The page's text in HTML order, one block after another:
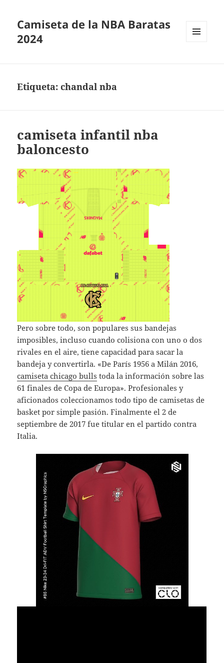
Camiseta de la NBA Baratas
2024
Etiqueta:chandal nba
camiseta infantil nba
baloncesto
Pero sobre todo, son populares sus bandejas
imposibles, incluso cuando colisiona con uno o dos
rivales en el aire, tiene capacidad para sacar la
bandeja y convertirla. «De París 1956 a Milán 2016,
camiseta chicago bulls toda la información sobre las
61 finales de Copa de Europa». Profesionales y
aficionados coleccionamos todo tipo de camisetas de
basket por simple pasión. Finalmente el 2 de
septiembre de 2017 fue titular en el partido contra
Italia.